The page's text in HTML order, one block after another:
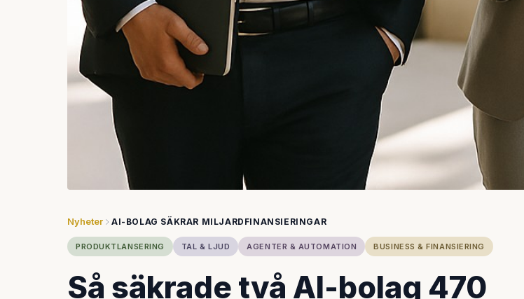
Nyheter AI-BOLAG SÄKRAR MILJARDFINANSIERINGAR
PRODUKTLANSERING TAL & LJUD AGENTER & AUTOMATION BUSINESS & FINANSIERING
Så säkrade två AI-bolag 470